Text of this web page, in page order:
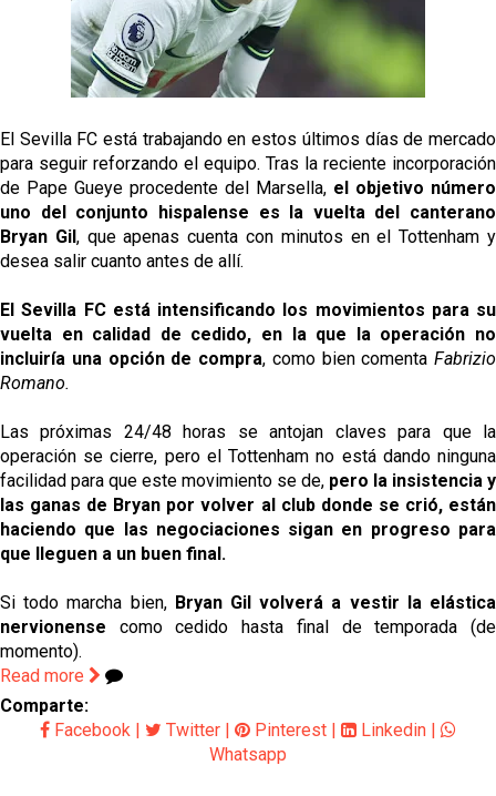
El Sevilla oficializa el traspaso de Sow
Miguel Sierra: La temporada pasada se vio
reflejado que podemos tirar para delante y
trabajamos con ilusión
Diomande ya es madridista mientras Rodri agita el
mercado
OFICIAL | Juanlu se marcha al Bournemouth
El Sevilla FC está trabajando en estos últimos días de mercado
para seguir reforzando el equipo. Tras la reciente incorporación
de Pape Gueye procedente del Marsella, el objetivo número
uno del conjunto hispalense es la vuelta del canterano
Bryan Gil , que apenas cuenta con minutos en el Tottenham y
desea salir cuanto antes de allí.
El Sevilla FC está intensificando los movimientos para su
vuelta en calidad de cedido, en la que la operación no
incluiría una opción de compra, como bien comenta Fabrizio
Romano.
Las próximas 24/48 horas se antojan claves para que la
operación se cierre, pero el Tottenham no está dando ninguna
facilidad para que este movimiento se de, pero la insistencia y
las ganas de Bryan por volver al club donde se crió, están
haciendo que las negociaciones sigan en progreso para
que lleguen a un buen final.
Si todo marcha bien, Bryan Gil volverá a vestir la elástica
nervionense como cedido hasta final de temporada (de
momento).
Read more
Comparte:
Facebook
Twitter Pinterest Linkedin
Whatsapp